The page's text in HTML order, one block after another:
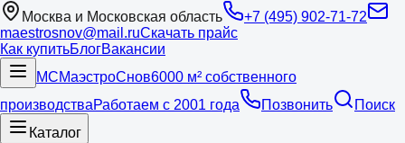
Москва и Московская область
+7 (495) 902-71-72
maestrosnov@mail.ruСкачать прайс
Как купитьБлогВакансии
МСМаэстроСнов6000 м² собственного
производстваРаботаем с 2001 года Позвонить
Поиск
Каталог